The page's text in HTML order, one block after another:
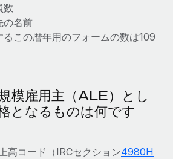
ピーディに設立
ズに
簡単に管理
あるWeaviateは、Remoteを使
ワークフォースを120%に増やした
プデート：GustoとXeroの統合お
Plus（契約社員管理
のどこにいても、あらゆる規模の企業が
数
の名前
るこの暦年用のフォームの数は109
模雇用主（ALE）とし
となるものは何です
高コード（IRCセクション4980H